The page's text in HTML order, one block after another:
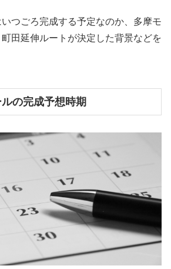
つごろ完成する予定なのか、多摩モ
田延伸ルートが決定した背景などを
の完成予想時期